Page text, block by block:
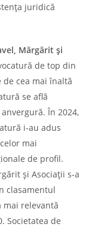
juridică
Mărgărit și
de top din
de cea mai înaltă
se află
În 2024,
i-au adus
mai
de profil.
și Asociații s-a
clasamentul
mai relevantă
Societatea de